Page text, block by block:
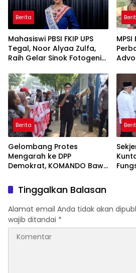
Berita
Mahasiswi PBSI FKIP UPS
Tegal, Noor Alyaa Zulfa,
Raih Gelar Sinok Fotogenik
Berita
Gelombang Protes
Mengarah ke DPP
Demokrat, KOMANDO Bawa
Dody Hanggodo
Tinggalkan Balasan
Alamat email Anda tidak akan
wajib ditandai *